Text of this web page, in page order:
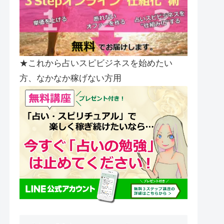
★これから占いスピビジネスを始めたい
方、なかなか稼げない方用